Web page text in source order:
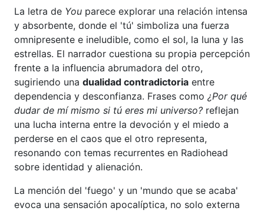
La letra de You parece explorar una relación intensa
y absorbente, donde el 'tú' simboliza una fuerza
omnipresente e ineludible, como el sol, la luna y las
estrellas. El narrador cuestiona su propia percepción
frente a la influencia abrumadora del otro,
sugiriendo una dualidad contradictoria entre
dependencia y desconfianza. Frases como ¿Por qué
dudar de mí mismo si tú eres mi universo? reflejan
una lucha interna entre la devoción y el miedo a
perderse en el caos que el otro representa,
resonando con temas recurrentes en Radiohead
sobre identidad y alienación.
La mención del 'fuego' y un 'mundo que se acaba'
evoca una sensación apocalíptica, no solo externa